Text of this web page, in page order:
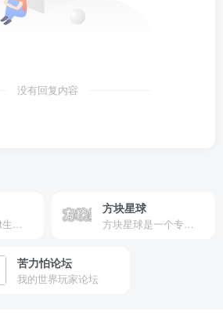
没有回复内容
专注于Minecraft生态建设
方块星球
方块星球是一个专注于我的世界的中文论坛，提供丰富的资源分享、玩家交流和创意展示，包括地图、皮肤、数据包等内容，打造Minecraft玩家的专属社区乐园！
苦力怕论坛
我的世界玩家论坛